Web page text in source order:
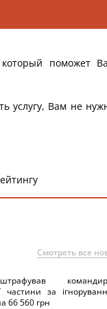
поможет
услугу, Вам не
Смотреть все
частини за
66 560 грн